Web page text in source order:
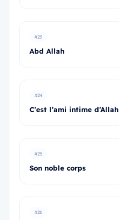
#23
Abd Allah
#24
C’est l’ami intime d’Allah
#25
Son noble corps
#26